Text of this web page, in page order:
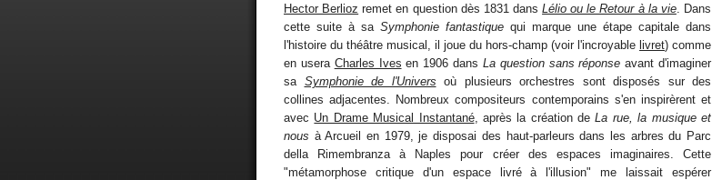
Hector Berlioz remet en question dès 1831 dansLélio ou le Retour à la vie. Dans
cette suite à sa Symphonie fantastique qui marque une étape capitale dans
l'histoire du théâtre musical, il joue du hors-champ (voir l'incroyable livret) comme
en usera Charles Ives en 1906 dans La question sans réponse avant d'imaginer
sa Symphonie de l'Univers où plusieurs orchestres sont disposés sur des
collines adjacentes. Nombreux compositeurs contemporains s'en inspirèrent et
avec Un Drame Musical Instantané, après la création deLa rue, la musique et
nous à Arcueil en 1979, je disposai des haut-parleurs dans les arbres du Parc
della Rimembranza à Naples pour créer des espaces imaginaires. Cette
"métamorphose critique d'un espace livré à l'illusion" me laissait espérer